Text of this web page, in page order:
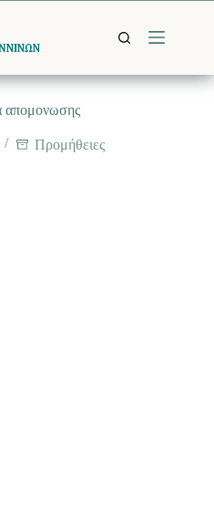
απομονωσης
Προμήθειες